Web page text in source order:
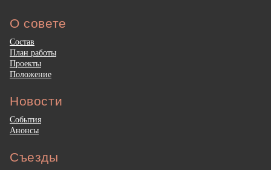
О совете
Состав
План работы
Проекты
Положение
Новости
События
Анонсы
Съезды